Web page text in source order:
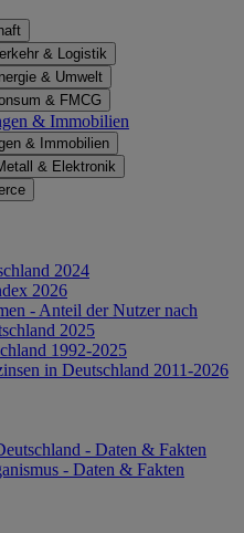
& Logistik
& Umwelt
& FMCG
& Immobilien
& Immobilien
& Elektronik
2024
2026
- Anteil der Nutzer nach
2025
1992-2025
in Deutschland 2011-2026
- Daten & Fakten
- Daten & Fakten